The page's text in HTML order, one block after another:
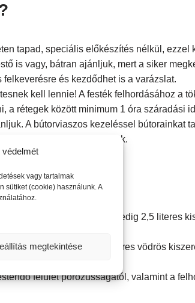
védelmét
vagy tartalmak
sütiket (cookie) használunk. A
megtekintése
tapad, speciális előkészítés nélkül, ezzel
is vagy, bátran ajánljuk, mert a siker
és kezdődhet is a varázslat.
kell lennie! A festék felhordásához a
rétegek között minimum 1 óra száradási
A bútorviaszos kezeléssel bútorainkat
használatát javasoljuk.
színünkből pedig 2,5 literes
elegendő, míg a 2,5 literes vödrös
felület porózusságától, valamint a